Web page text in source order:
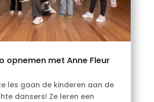
opnemen met Anne Fleur
les gaan de kinderen aan de
dansers! Ze leren een